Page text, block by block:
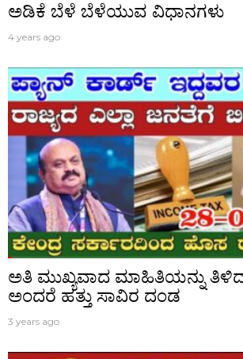
ಅಡಿಕೆ ಬೆಳೆ ಬೆಳೆಯುವ ವಿಧಾನಗಳು
4 years ago
ಅತಿ ಮುಖ್ಯವಾದ ಮಾಹಿತಿಯನ್ನು
ಅಂದರೆ ಹತ್ತು ಸಾವಿರ ದಂಡ
3 years ago